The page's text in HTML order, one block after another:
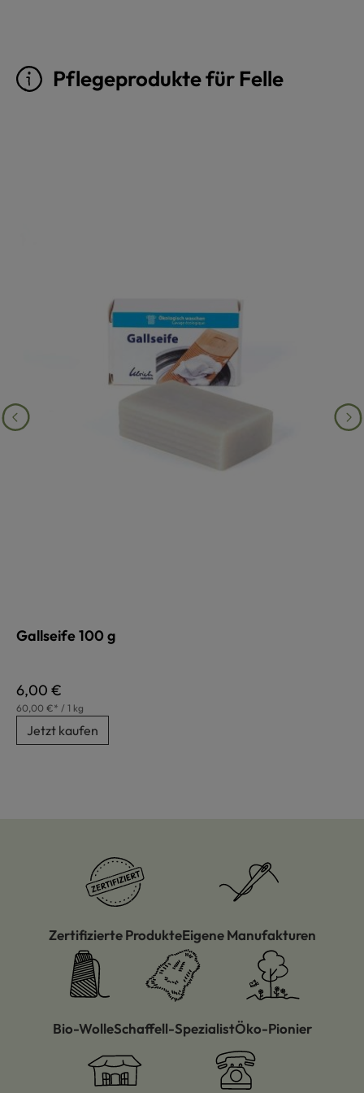
Pflegeprodukte für Felle
Gallseife 100 g
Regulärer Preis:
6,00 €
60,00 €* / 1 kg
Jetzt kaufen
Zertifizierte ProdukteEigene Manufakturen
Bio-WolleSchaffell-SpezialistÖko-Pionier